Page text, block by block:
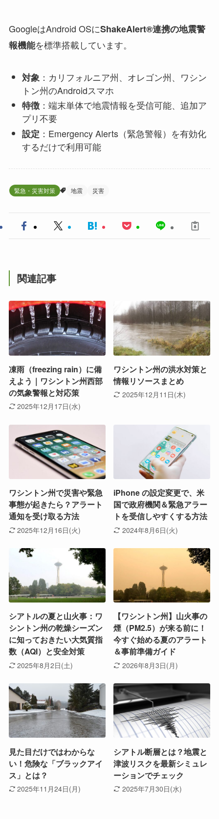
GoogleはAndroid OSにShakeAlert®連携の地震警
報機能を標準搭載しています。
対象 ：カリフォルニア州、オレゴン州、ワシン
トン州のAndroidスマホ
特徴：端末単体で地震情報を受信可能、追加ア
プリ不要
設定 ：Emergency Alerts（緊急警報）を有効化
するだけで利用可能
緊急・災害対策 地震 災害
関連記事
凍雨（freezing rain）に備
えよう｜ワシントン州西部
の気象警報と対応策
2025年12月17日(水)
ワシントン州の洪水対策と
情報リソースまとめ
2025年12月11日(木)
ワシントン州で災害や緊急
事態が起きたら？アラート
通知を受け取る方法
2025年12月16日(火)
iPhone の設定変更で、米
国で政府機関＆緊急アラー
トを受信しやすくする方法
2024年8月6日(火)
シアトルの夏と山火事：ワ
シントン州の乾燥シーズン
に知っておきたい大気質指
数（AQI）と安全対策
2025年8月2日(土)
【ワシントン州】山火事の
煙（PM2.5）が来る前に！
今すぐ始める夏のアラート
＆事前準備ガイド
2026年8月3日(月)
見た目だけではわからな
い！危険な「ブラックアイ
ス」とは？
2025年11月24日(月)
シアトル断層とは？地震と
津波リスクを最新シミュレ
ーションでチェック
2025年7月30日(水)